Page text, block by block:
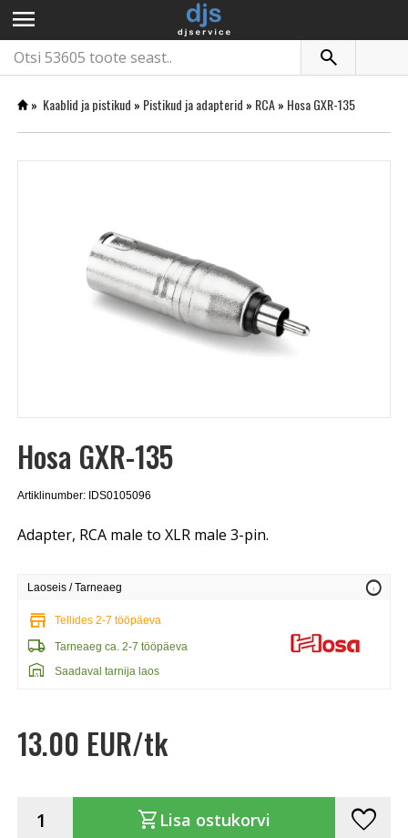
menu
» Kaablid ja pistikud » Pistikud ja adapterid » RCA» Hosa GXR-135
Hosa GXR-135
Artiklinumber: IDS0105096
Adapter, RCA male to XLR male 3-pin.
Laoseis / Tarneaeg info
store Tellides 2-7 tööpäeva
local_shipping Tarneaeg ca. 2-7 tööpäeva
warehouse Saadaval tarnija laos
13.00 EUR/tk
shopping_cart Lisa ostukorvi favorite